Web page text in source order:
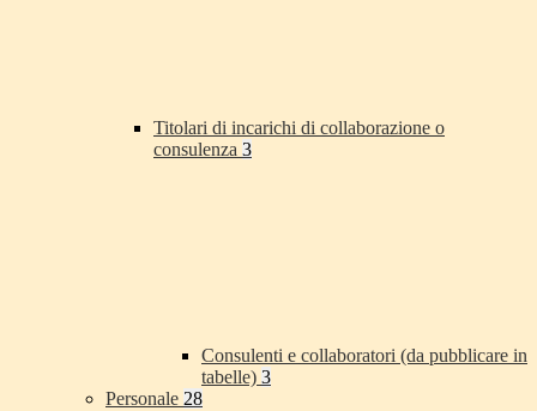
Titolari di incarichi di collaborazione o
consulenza 3
Consulenti e collaboratori (da pubblicare in
tabelle) 3
Personale 28